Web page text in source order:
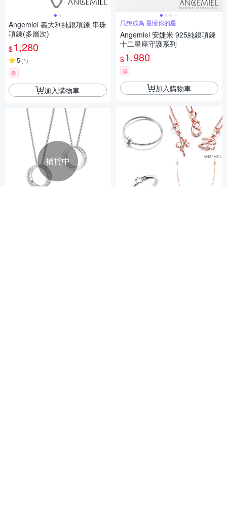
Angemiel 義大利純銀項鍊 串珠
項鍊(多層次)
$1,280
5 (1)
券
加入購物車
補貨中
只想成為 最懂你的星
Angemiel 安婕米 925純銀項鍊
十二星座守護系列
$1,980
券
加入購物車